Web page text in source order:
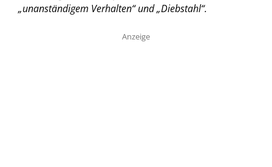
„unanständigem Verhalten“ und „Diebstahl“.
Anzeige